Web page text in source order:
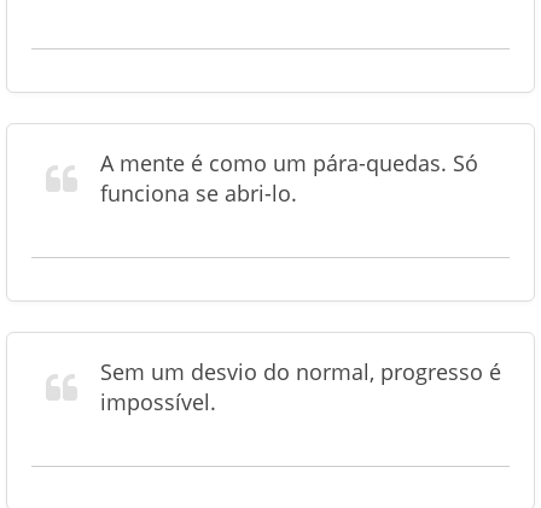
A mente é como um pára-quedas. Só
funciona se abri-lo.
Sem um desvio do normal, progresso é
impossível.